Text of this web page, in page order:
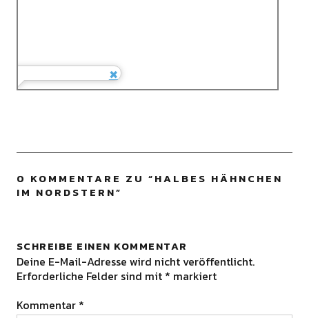
0 KOMMENTARE ZU “HALBES HÄHNCHEN
IM NORDSTERN”
SCHREIBE EINEN KOMMENTAR
Deine E-Mail-Adresse wird nicht veröffentlicht.
Erforderliche Felder sind mit * markiert
Kommentar *